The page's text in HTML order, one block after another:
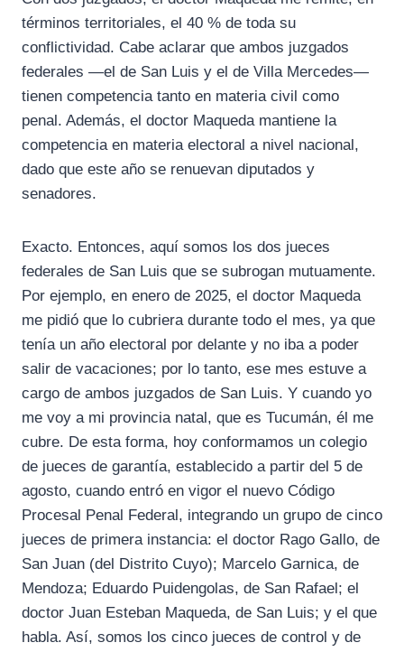
términos territoriales, el 40 % de toda su
conflictividad. Cabe aclarar que ambos juzgados
federales —el de San Luis y el de Villa Mercedes—
tienen competencia tanto en materia civil como
penal. Además, el doctor Maqueda mantiene la
competencia en materia electoral a nivel nacional,
dado que este año se renuevan diputados y
senadores.
Exacto. Entonces, aquí somos los dos jueces
federales de San Luis que se subrogan mutuamente.
Por ejemplo, en enero de 2025, el doctor Maqueda
me pidió que lo cubriera durante todo el mes, ya que
tenía un año electoral por delante y no iba a poder
salir de vacaciones; por lo tanto, ese mes estuve a
cargo de ambos juzgados de San Luis. Y cuando yo
me voy a mi provincia natal, que es Tucumán, él me
cubre. De esta forma, hoy conformamos un colegio
de jueces de garantía, establecido a partir del 5 de
agosto, cuando entró en vigor el nuevo Código
Procesal Penal Federal, integrando un grupo de cinco
jueces de primera instancia: el doctor Rago Gallo, de
San Juan (del Distrito Cuyo); Marcelo Garnica, de
Mendoza; Eduardo Puidengolas, de San Rafael; el
doctor Juan Esteban Maqueda, de San Luis; y el que
habla. Así, somos los cinco jueces de control y de